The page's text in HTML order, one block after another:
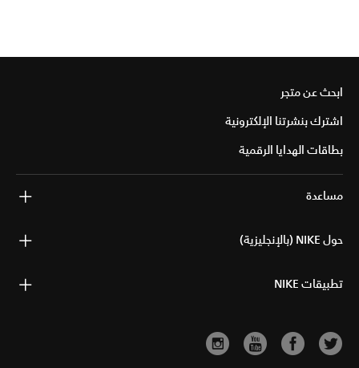
ابحث عن متجر
اشترك بنشرتنا الإلكترونية
بطاقات الهدايا الرقمية
مساعدة
حول NIKE (بالإنجليزية)
تطبيقات NIKE